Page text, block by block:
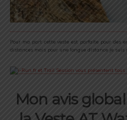
Pour ma part cette veste est parfaite pour des
distances mais pour une longue distance je suis
Mon avis